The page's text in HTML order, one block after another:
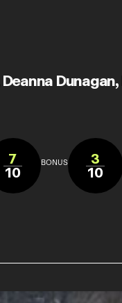
Deanna Dunagan,
7
10 BONUS 3
10